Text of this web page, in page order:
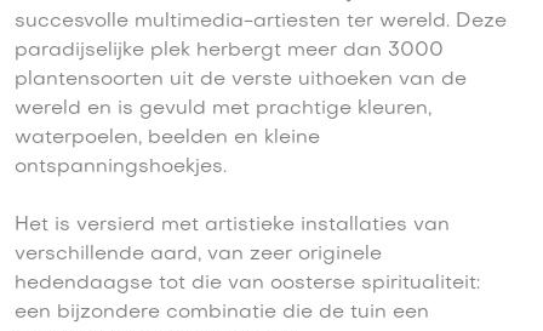
succesvolle multimedia-artiesten ter wereld. Deze
paradijselijke plek herbergt meer dan 3000
plantensoorten uit de verste uithoeken van de
wereld en is gevuld met prachtige kleuren,
waterpoelen, beelden en kleine
ontspanningshoekjes.
Het is versierd met artistieke installaties van
verschillende aard, van zeer originele
hedendaagse tot die van oosterse spiritualiteit:
een bijzondere combinatie die de tuin een